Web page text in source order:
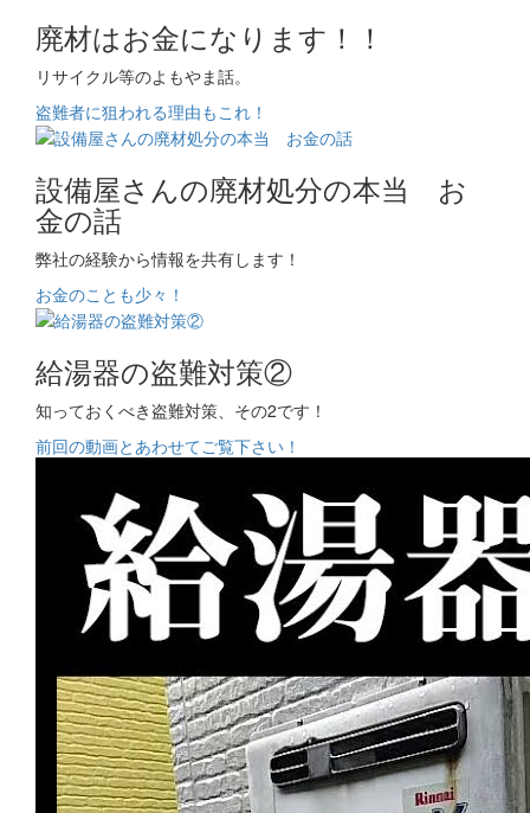
廃材はお金になります！！
リサイクル等のよもやま話。
盗難者に狙われる理由もこれ！
設備屋さんの廃材処分の本当 お
金の話
弊社の経験から情報を共有します！
お金のことも少々！
給湯器の盗難対策②
知っておくべき盗難対策、その2です！
前回の動画とあわせてご覧下さい！